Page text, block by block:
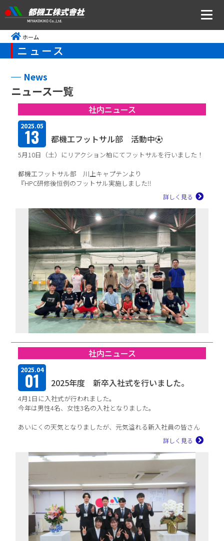
ニュース
トップメッセージ・社是・経営理念
会社概要
沿革
事業所アクセス
CSR・ISOの取り組みについて
事業内容
TFPについて
取扱商品・メーカー
主力取扱商品一覧
取扱メーカー一覧
採用情報
会社を知る
人と仕事を知る
社風を知る
制度を知る
お問い合わせ
ホーム
ニュース
News
ニュース一覧
社内ニュース
2025.05
13 都機工フットサル部 活動中⚽
5月10日（土）にリアクション柏にてフットサルを行いました！
都機工フットサル部 川上キャプテンより
『HPC研修後恒例のフットサル実施しました‼
詳しく見る
社内ニュース
2025.04
01 2025年度 新卒入社式を行いました。
4月1日に入社式が行われました。
今年は男性4名、女性3名の入社となりました。
あいにくの天気となりましたが、元気溢れる新入社員の皆さん
の様子に社内の雰囲気も一気に明るくなりました。詳しく見る